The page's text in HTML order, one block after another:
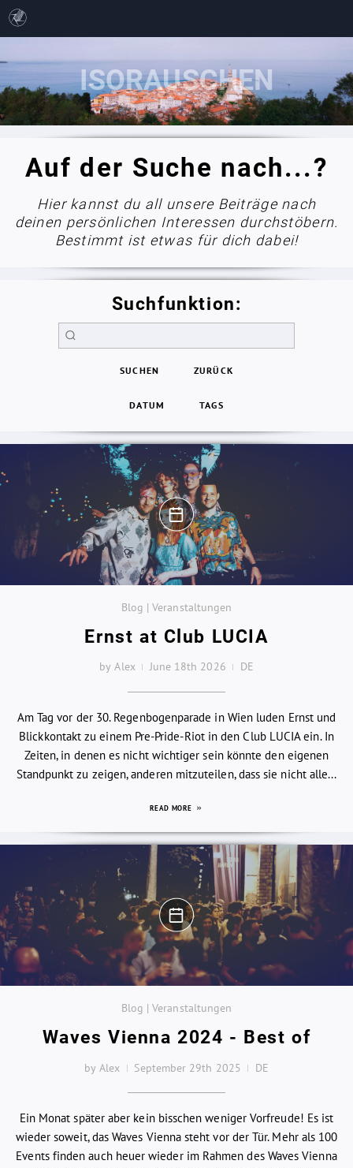
Auf der Suche nach...?
Hier kannst du all unsere Beiträge nach
deinen persönlichen Interessen durchstöbern.
Bestimmt ist etwas für dich dabei!
Suchfunktion:
SUCHEN ZURÜCK
DATUM TAGS
Blog | Veranstaltungen
Ernst at Club LUCIA
by Alex June 18th 2026 DE
Am Tag vor der 30. Regenbogenparade in Wien luden Ernst und
Blickkontakt zu einem Pre-Pride-Riot in den Club LUCIA ein. In
Zeiten, in denen es nicht wichtiger sein könnte den eigenen
Standpunkt zu zeigen, anderen mitzuteilen, dass sie nicht alle...
READ MORE
Blog | Veranstaltungen
Waves Vienna 2024 - Best of
by Alex September 29th 2025 DE
Ein Monat später aber kein bisschen weniger Vorfreude! Es ist
wieder soweit, das Waves Vienna steht vor der Tür. Mehr als 100
Events finden auch heuer wieder im Rahmen des Waves Vienna